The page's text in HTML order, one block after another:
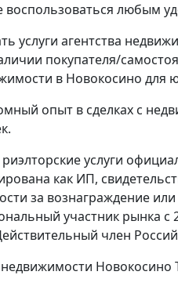
любым
услуги агентства
покупателя/
в Новокосино для
опыт в сделках с
услуги
как ИП,
за вознаграждение
участник рынка с
член
недвижимости